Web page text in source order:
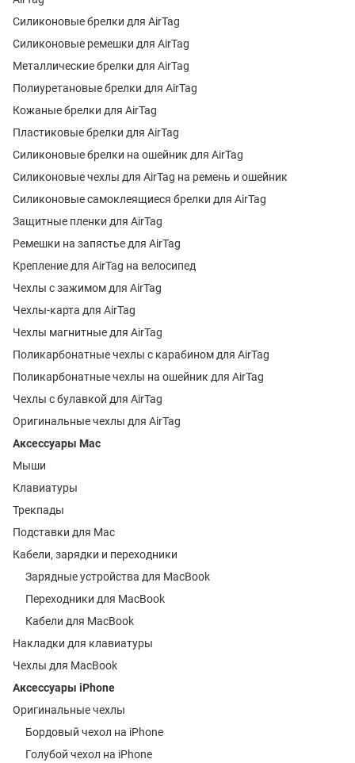
Силиконовые брелки для AirTag
Силиконовые ремешки для AirTag
Металлические брелки для AirTag
Полиуретановые брелки для AirTag
Кожаные брелки для AirTag
Пластиковые брелки для AirTag
Силиконовые брелки на ошейник для AirTag
Силиконовые чехлы для AirTag на ремень и ошейник
Силиконовые самоклеящиеся брелки для AirTag
Защитные пленки для AirTag
Ремешки на запястье для AirTag
Крепление для AirTag на велосипед
Чехлы с зажимом для AirTag
Чехлы-карта для AirTag
Чехлы магнитные для AirTag
Поликарбонатные чехлы с карабином для AirTag
Поликарбонатные чехлы на ошейник для AirTag
Чехлы с булавкой для AirTag
Оригинальные чехлы для AirTag
Аксессуары Mac
Мыши
Клавиатуры
Трекпады
Подставки для Mac
Кабели, зарядки и переходники
Зарядные устройства для MacBook
Переходники для MacBook
Кабели для MacBook
Накладки для клавиатуры
Чехлы для MacBook
Аксессуары iPhone
Оригинальные чехлы
Бордовый чехол на iPhone
Голубой чехол на iPhone